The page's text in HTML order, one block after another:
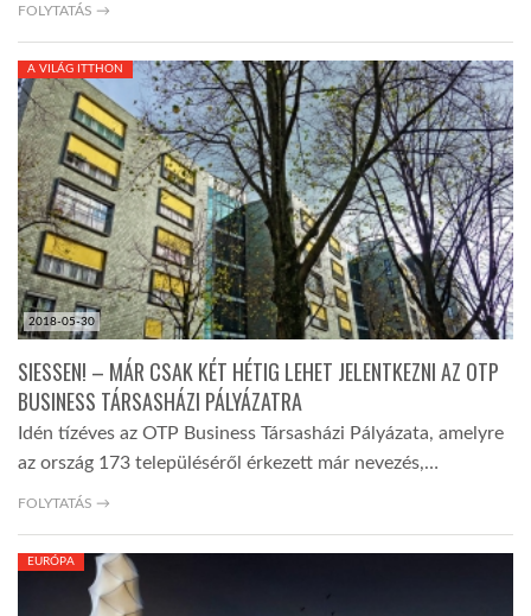
FOLYTATÁS →
2018-05-30
A VILÁG ITTHON
SIESSEN! – MÁR CSAK KÉT HÉTIG LEHET JELENTKEZNI AZ OTP
BUSINESS TÁRSASHÁZI PÁLYÁZATRA
Idén tízéves az OTP Business Társasházi Pályázata, amelyre
az ország 173 településéről érkezett már nevezés,…
FOLYTATÁS →
EURÓPA